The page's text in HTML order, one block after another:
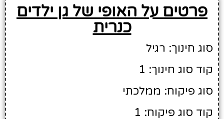
פרטים על האופי של גן ילדים
כנרית
סוג חינוך: רגיל
קוד סוג חינוך: 1
סוג פיקוח: ממלכתי
קוד סוג פיקוח: 1